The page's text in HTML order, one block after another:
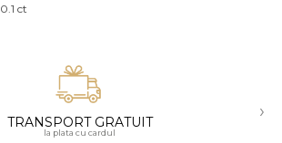
0.1 ct
TRANSPORT GRATUIT
la plata cu cardul
›